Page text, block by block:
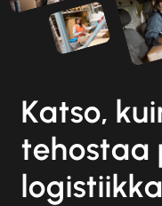
Katso,
tehostaa